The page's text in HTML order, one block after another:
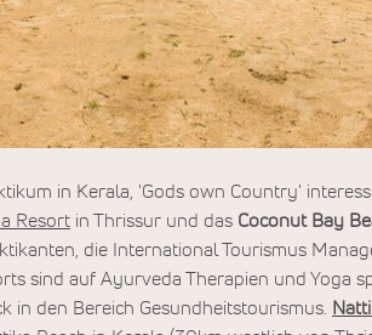
in Kerala, 'Gods own Country'
Resort in Thrissur und das Coconut Bay
die International Tourismus
sind auf Ayurveda Therapien und Yoga
in den Bereich Gesundheitstourismus.